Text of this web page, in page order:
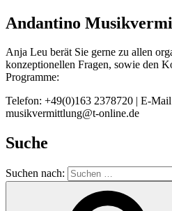
Andantino
Anja Leu berät Sie gerne zu allen
konzeptionellen Fragen, sowie den
Programme:
Telefon: +49(0)163 2378720 | E-
musikvermittlung@t-online.de
Suche
Suchen nach: